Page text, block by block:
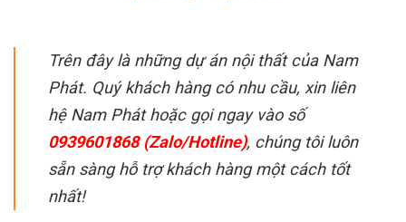
Trên đây là những dự án nội thất của Nam
Phát. Quý khách hàng có nhu cầu, xin liên
hệ Nam Phát hoặc gọi ngay vào số
0939601868 (Zalo/Hotline), chúng tôi luôn
sẵn sàng hỗ trợ khách hàng một cách tốt
nhất!